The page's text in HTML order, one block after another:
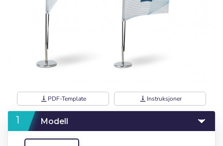
vertical_align_bottom PDF-Template vertical_align_bottom Instruksjoner
Modell